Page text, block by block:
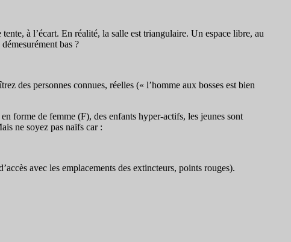
à l’écart. En réalité, la salle est triangulaire. Un espace libre, au
bas ?
des personnes connues, réelles (« l’homme aux bosses est bien
forme de femme (F), des enfants hyper-actifs, les jeunes sont
ne soyez pas naïfs car :
avec les emplacements des extincteurs, points rouges).